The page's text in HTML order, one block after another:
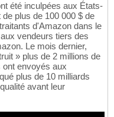
été inculpées aux États-
plus de 100 000 $ de
d'Amazon dans le
vendeurs tiers des
Le mois dernier,
» plus de 2 millions de
ont envoyés aux
plus de 10 milliards
avant leur